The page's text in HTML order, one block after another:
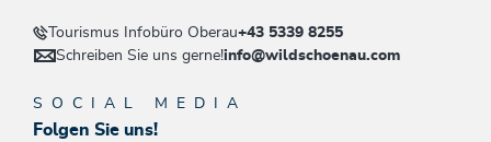
Tourismus Infobüro Oberau+43 5339 8255
Schreiben Sie uns gerne!info@wildschoenau.com
SOCIAL MEDIA
Folgen Sie uns!